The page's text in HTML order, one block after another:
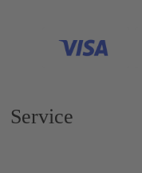
Service